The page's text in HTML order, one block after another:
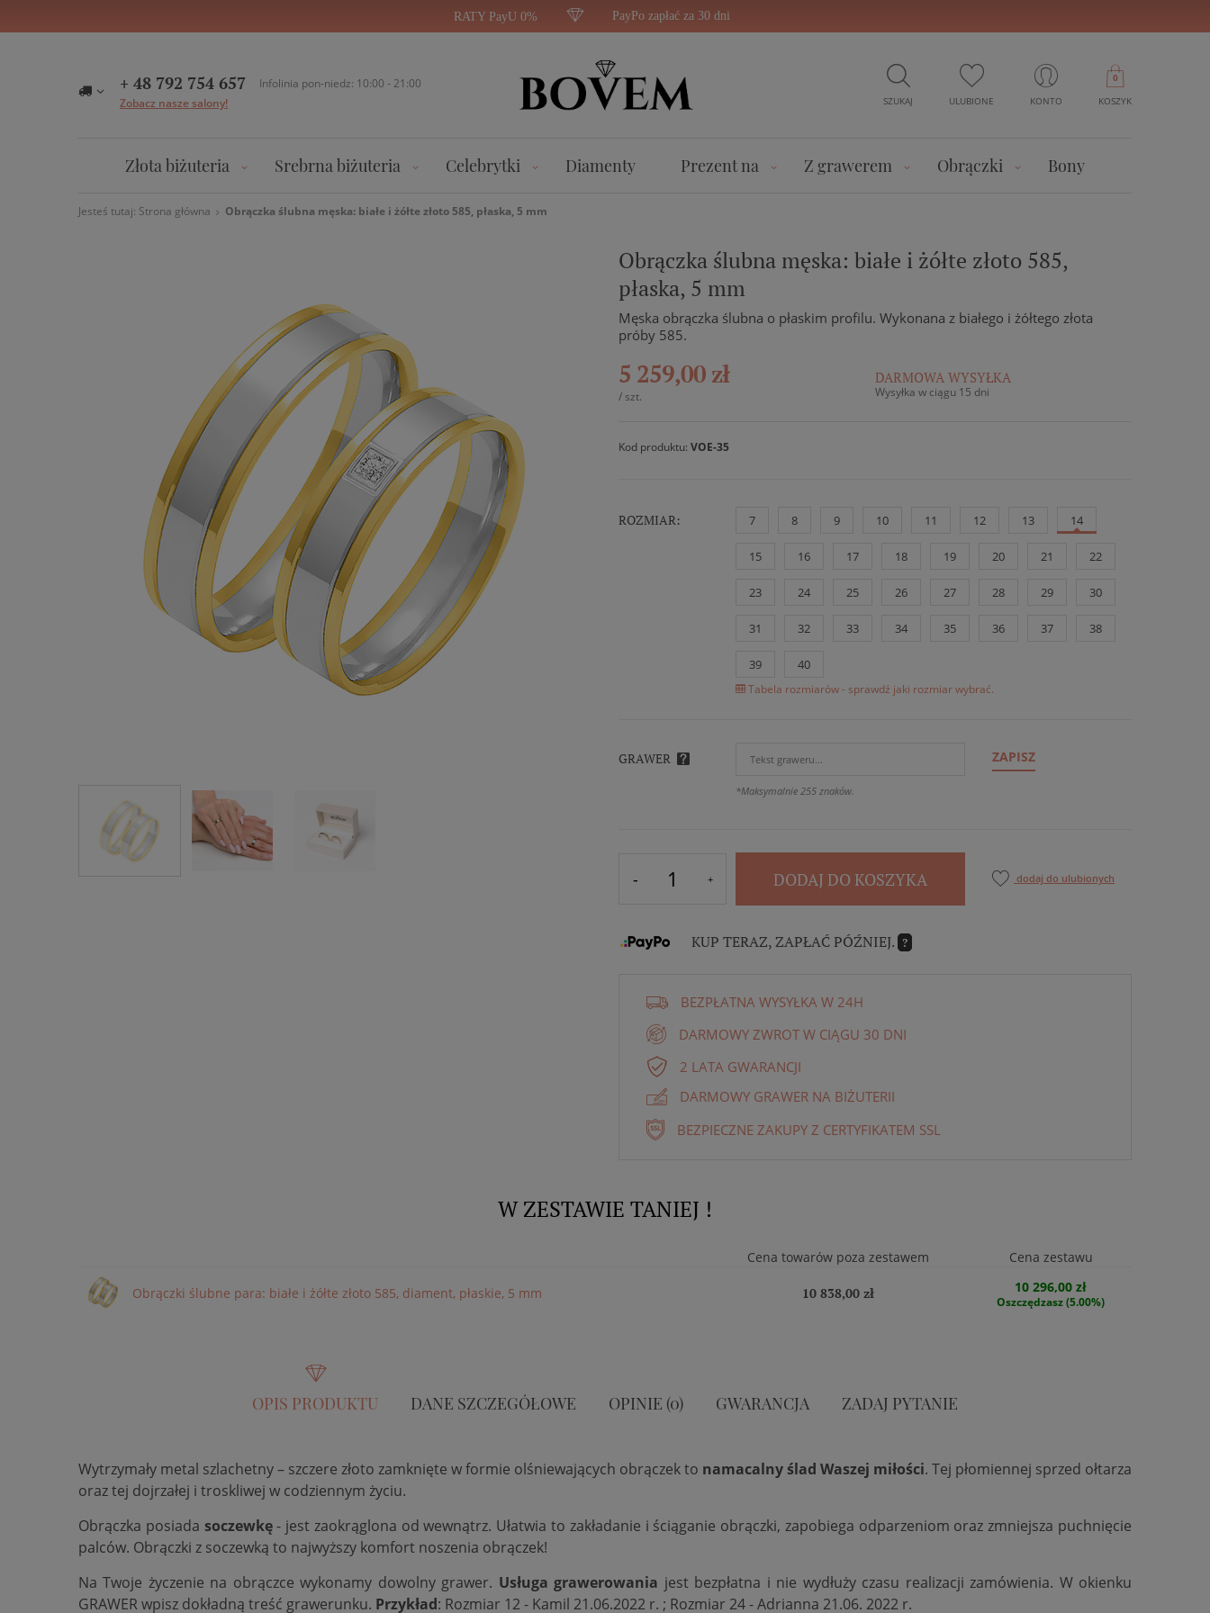
RATY PayU 0% PayPo zapłać za 30 dni
+ 48 792 754 657
Infolinia pon-niedz: 10:00 - 21:00
Zobacz nasze salony!
SZUKAJ ULUBIONE KONTO KOSZYK
0
Złota biżuteria Srebrna biżuteria Celebrytki Diamenty Prezent na Z grawerem Obrączki Bony
Jesteś tutaj: Strona główna Obrączka ślubna męska: białe i żółte złoto 585, płaska, 5 mm
Obrączka ślubna męska: białe i żółte złoto 585,
płaska, 5 mm
Męska obrączka ślubna o płaskim profilu. Wykonana z białego i żółtego złota
próby 585.
5 259,00 zł
/ szt.
DARMOWA WYSYŁKA
Wysyłka w ciągu 15 dni
Kod produktu: VOE-35
ROZMIAR: 7 8 9 10 11 12 13 14
15 16 17 18 19 20 21 22
23 24 25 26 27 28 29 30
31 32 33 34 35 36 37 38
39 40
Tabela rozmiarów - sprawdź jaki rozmiar wybrać.
GRAWER ZAPISZ
*Maksymalnie 255 znaków.
DODAJ DO KOSZYKA dodaj do ulubionych
KUP TERAZ, ZAPŁAĆ PÓŹNIEJ. ?
BEZPŁATNA WYSYŁKA W 24H
DARMOWY ZWROT W CIĄGU 30 DNI
2 LATA GWARANCJI
DARMOWY GRAWER NA BIŻUTERII
BEZPIECZNE ZAKUPY Z CERTYFIKATEM SSL
W ZESTAWIE TANIEJ !
Cena towarów poza zestawem Cena zestawu
Obrączki ślubne para: białe i żółte złoto 585, diament, płaskie, 5 mm 10 838,00 zł 10 296,00 zł
Oszczędzasz (5.00%)
OPIS PRODUKTU DANE SZCZEGÓŁOWE OPINIE (0) GWARANCJA ZADAJ PYTANIE
Wytrzymały metal szlachetny – szczere złoto zamknięte w formie olśniewających obrączek to namacalny ślad Waszej miłości. Tej płomiennej sprzed ołtarza
oraz tej dojrzałej i troskliwej w codziennym życiu.
Obrączka posiada soczewkę- jest zaokrąglona od wewnątrz. Ułatwia to zakładanie i ściąganie obrączki, zapobiega odparzeniom oraz zmniejsza puchnięcie
palców. Obrączki z soczewką to najwyższy komfort noszenia obrączek!
Na Twoje życzenie na obrączce wykonamy dowolny grawer. Usługa grawerowania jest bezpłatna i nie wydłuży czasu realizacji zamówienia. W okienku
GRAWER wpisz dokładną treść grawerunku. Przykład: Rozmiar 12 - Kamil 21.06.2022 r. ; Rozmiar 24 - Adrianna 21.06. 2022 r.